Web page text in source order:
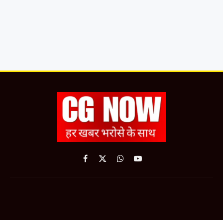
Facebook
X
WhatsApp
YouTube